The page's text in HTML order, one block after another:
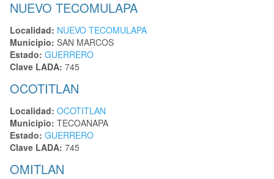
NUEVO TECOMULAPA
Localidad: NUEVO TECOMULAPA
Municipio: SAN MARCOS
Estado: GUERRERO
Clave LADA: 745
OCOTITLAN
Localidad: OCOTITLAN
Municipio: TECOANAPA
Estado: GUERRERO
Clave LADA: 745
OMITLAN